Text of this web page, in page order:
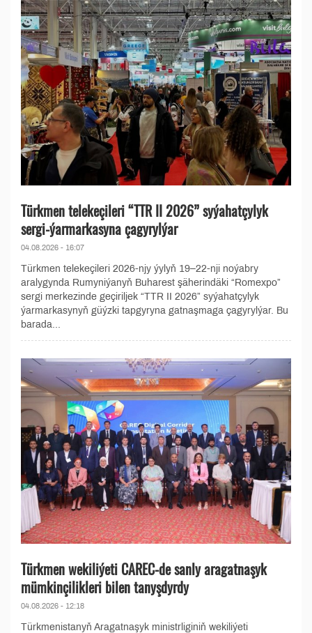
Türkmen telekeçileri “TTR II 2026” syýahatçylyk
sergi-ýarmarkasyna çagyrylýar
04.08.2026 - 16:07
Türkmen telekeçileri 2026-njy ýylyň 19–22-nji noýabry
aralygynda Rumyniýanyň Buharest şäherindäki “Romexpo”
sergi merkezinde geçiriljek “TTR II 2026” syýahatçylyk
ýarmarkasynyň güýzki tapgyryna gatnaşmaga çagyrylýar. Bu
barada...
Türkmen wekiliýeti CAREC-de sanly aragatnaşyk
mümkinçilikleri bilen tanyşdyrdy
04.08.2026 - 12:18
Türkmenistanyň Aragatnaşyk ministrliginiň wekiliýeti